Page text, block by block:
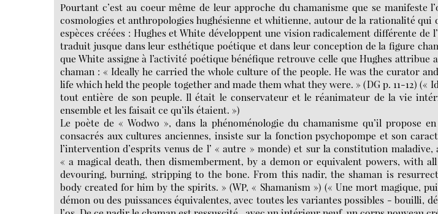
Pourtant c’est au coeur même de leur approche du chamanisme que se manifeste
cosmologies et anthropologies hughésienne et whitienne, autour de la rationalité qui
espèces créées : Hughes et White développent une vision radicalement différente de
traduit jusque dans leur esthétique poétique et dans leur conception de la figure
que White assigne à l’activité poétique bénéfique retrouve celle que Hughes attribue
chaman : « Ideally he carried the whole culture of the people. He was the curator
life which held the people together and made them what they were. » (DG p. 11-12) («
tout entière de son peuple. Il était le conservateur et le réanimateur de la vie
ensemble et les faisait ce qu’ils étaient. »)
Le poète de « Wodwo », dans la phénoménologie du chamanisme qu’il propose
consacrés aux cultures anciennes, insiste sur la fonction psychopompe et son
l’intervention d’esprits venus de l’ « autre » monde) et sur la constitution maladive,
« a magical death, then dismemberment, by a demon or equivalent powers, with
devouring, burning, stripping to the bone. From this nadir, the shaman is
body created for him by the spirits. » (WP, « Shamanism ») (« Une mort magique,
démon ou des puissances équivalentes, avec toutes les variantes possibles - bouilli,